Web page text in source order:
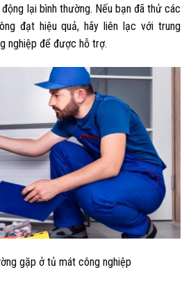
lại bình thường. Nếu bạn đã thử các
đạt hiệu quả, hãy liên lạc với trung
nghiệp để được hỗ trợ.
gặp ở tủ mát công nghiệp